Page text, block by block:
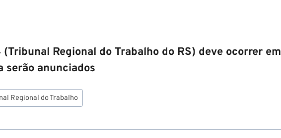
(Tribunal Regional do Trabalho do RS) deve ocorrer em
serão anunciados
Regional do Trabalho